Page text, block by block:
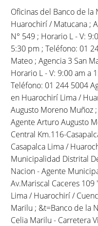
Oficinas del Banco de
Huarochirí / Matucana ;
N° 549 ; Horario L - V:
5:30 pm ; Teléfono: 01
Mateo ; Agencia 3 San
Horario L - V: 9:00 am a
Teléfono: 01 244 5004
en Huarochirí Lima /
Augusto Moreno Muñoz
Agente Arturo Augusto
Central Km.116-
Casapalca Lima /
Municipalidad Distrital
Nacion - Agente
Av.Mariscal Caceres
Lima / Huarochirí /
Marilu ; &t=Banco de la
Celia Marilu - Carretera